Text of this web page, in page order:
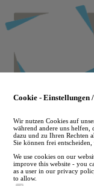
to
main
Cookie - Einstellungen
Wir nutzen Cookies auf
während andere uns helfen,
dazu und zu Ihren Rechten
Sie können frei entscheiden,
We use cookies on our
improve this website - you
as a user in our privacy
to allow.